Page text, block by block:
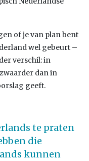
of je van plan bent
wel gebeurt –
verschil: in
dan in
geeft.
te praten
die
kunnen